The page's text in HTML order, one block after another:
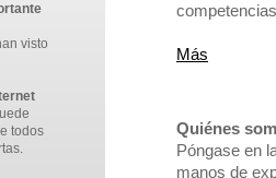
visto
todos
Más
Quiénes
Póngase en
manos de